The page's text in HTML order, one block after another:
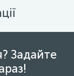
Задайте